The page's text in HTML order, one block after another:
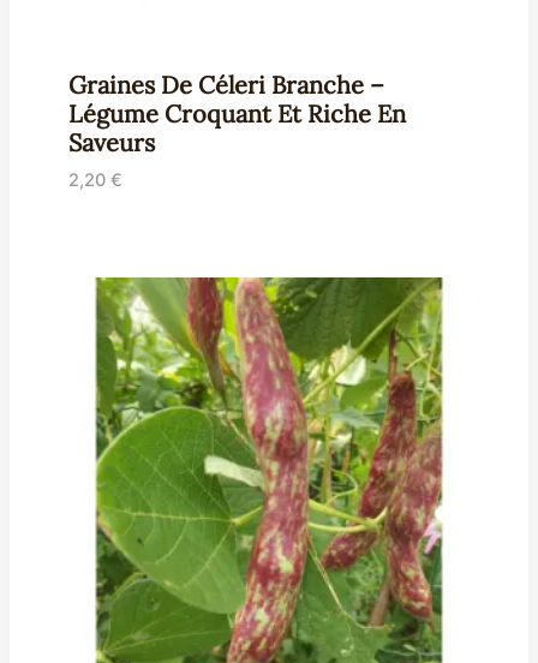
Graines De Céleri Branche –
Légume Croquant Et Riche En
Saveurs
2,20 €